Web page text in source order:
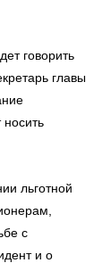
говорить
главы
льготной
с
и о